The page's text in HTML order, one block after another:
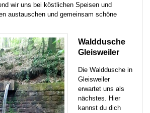
wir uns bei köstlichen Speisen und
austauschen und gemeinsam schöne
Walddusche
Gleisweiler
Die Walddusche in
Gleisweiler
erwartet uns als
nächstes. Hier
kannst du dich